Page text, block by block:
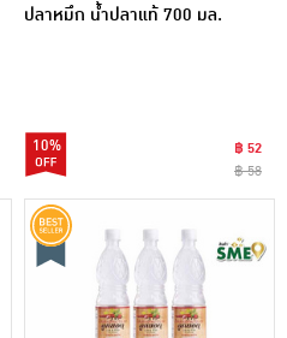
ปลาหมึก น้ำปลาแท้ 700 มล.
10%
฿ 52
฿ 58